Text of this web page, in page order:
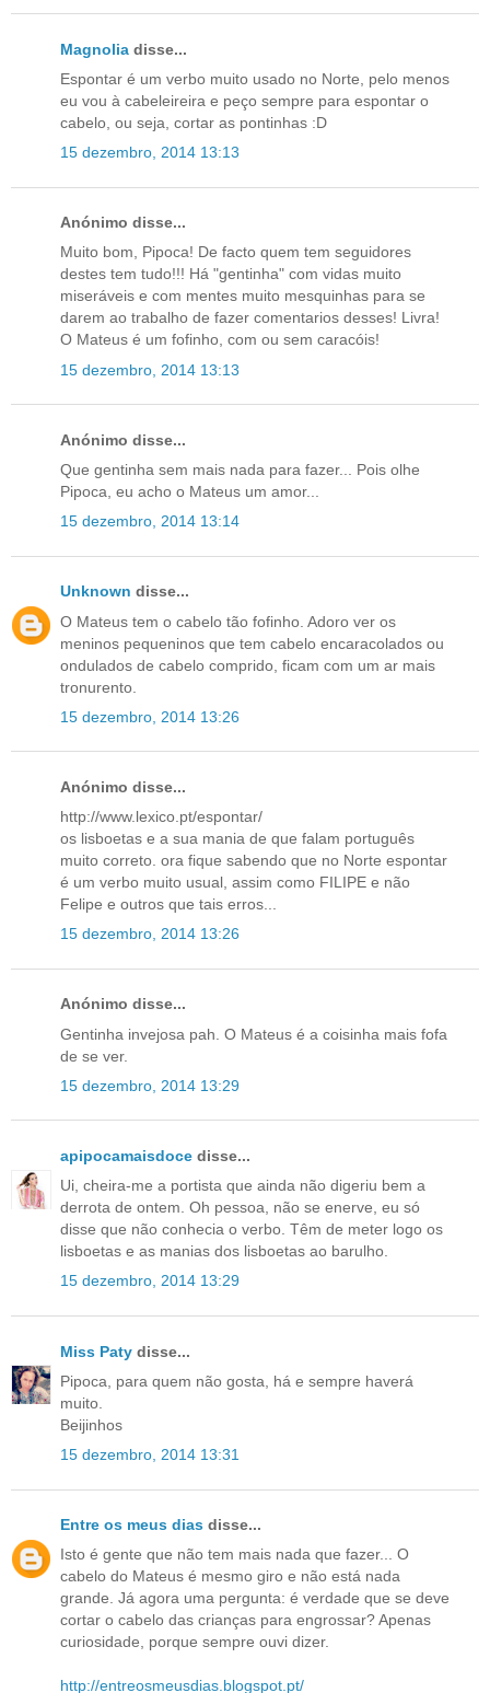
Magnolia disse...
Espontar é um verbo muito usado no Norte, pelo menos
eu vou à cabeleireira e peço sempre para espontar o
cabelo, ou seja, cortar as pontinhas :D
15 dezembro, 2014 13:13
Anónimo disse...
Muito bom, Pipoca! De facto quem tem seguidores
destes tem tudo!!! Há "gentinha" com vidas muito
miseráveis e com mentes muito mesquinhas para se
darem ao trabalho de fazer comentarios desses! Livra!
O Mateus é um fofinho, com ou sem caracóis!
15 dezembro, 2014 13:13
Anónimo disse...
Que gentinha sem mais nada para fazer... Pois olhe
Pipoca, eu acho o Mateus um amor...
15 dezembro, 2014 13:14
Unknown disse...
O Mateus tem o cabelo tão fofinho. Adoro ver os
meninos pequeninos que tem cabelo encaracolados ou
ondulados de cabelo comprido, ficam com um ar mais
tronurento.
15 dezembro, 2014 13:26
Anónimo disse...
http://www.lexico.pt/espontar/
os lisboetas e a sua mania de que falam português
muito correto. ora fique sabendo que no Norte espontar
é um verbo muito usual, assim como FILIPE e não
Felipe e outros que tais erros...
15 dezembro, 2014 13:26
Anónimo disse...
Gentinha invejosa pah. O Mateus é a coisinha mais fofa
de se ver.
15 dezembro, 2014 13:29
apipocamaisdoce disse...
Ui, cheira-me a portista que ainda não digeriu bem a
derrota de ontem. Oh pessoa, não se enerve, eu só
disse que não conhecia o verbo. Têm de meter logo os
lisboetas e as manias dos lisboetas ao barulho.
15 dezembro, 2014 13:29
Miss Paty disse...
Pipoca, para quem não gosta, há e sempre haverá
muito.
Beijinhos
15 dezembro, 2014 13:31
Entre os meus dias disse...
Isto é gente que não tem mais nada que fazer... O
cabelo do Mateus é mesmo giro e não está nada
grande. Já agora uma pergunta: é verdade que se deve
cortar o cabelo das crianças para engrossar? Apenas
curiosidade, porque sempre ouvi dizer.
http://entreosmeusdias.blogspot.pt/